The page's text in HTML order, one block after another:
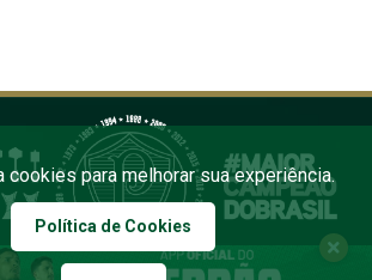
para melhorar sua experiência.
Política de Cookies